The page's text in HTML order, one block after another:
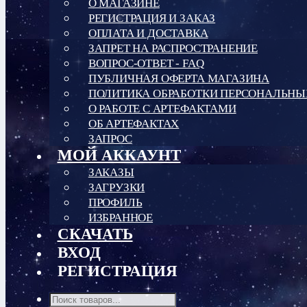
О МАГАЗИНЕ
РЕГИСТРАЦИЯ И ЗАКАЗ
ОПЛАТА И ДОСТАВКА
ЗАПРЕТ НА РАСПРОСТРАНЕНИЕ
ВОПРОС-ОТВЕТ - FAQ
ПУБЛИЧНАЯ ОФЕРТА МАГАЗИНА
ПОЛИТИКА ОБРАБОТКИ
О РАБОТЕ С АРТЕФАКТАМИ
ОБ АРТЕФАКТАХ
ЗАПРОС
МОЙ АККАУНТ
ЗАКАЗЫ
ЗАГРУЗКИ
ПРОФИЛЬ
ИЗБРАННОЕ
СКАЧАТЬ
ВХОД
РЕГИСТРАЦИЯ
Поиск